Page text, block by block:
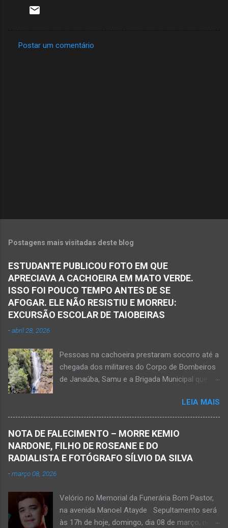
Postar um comentário
Postagens mais visitadas deste blog
ESTUDANTE PUBLICOU FOTO EM QUE
APRECIAVA A CACHOEIRA EM MATO VERDE.
ISSO FOI POUCO TEMPO ANTES DE SE
AFOGAR. ELE NÃO RESISTIU E MORREU:
EXCURSÃO ESCOLAR DE TAIOBEIRAS
-abril 28, 2026
Pessoas na cachoeira prestaram socorro até a
chegada dos militares do Corpo de Bombeiros
de Janaúba, Samu e a Brigada Municipal que
resistiu e foi a óbito Foto álbum pessoal Kauan
Pereira Alves publicou em sua rede social a
foto em que apreciava a Cachoeira Maria Rosa,
em Mato Verde, pouco tempo antes de se
afogar e depois vir a óbito nesta terça-feira, dia
socorrem estudante que se afogou em
cachoeira em Mato Verde nesta terça-feira, dia
28 de abril de 2026. Adolescente não resistiu e
LEIA MAIS
NOTA DE FALECIMENTO – MORRE KEMIO
NARDONE, FILHO DE ROSEANE E DO
RADIALISTA E FOTÓGRAFO SÍLVIO DA SILVA
-março 08, 2026
Velório no Memorial da Funerária Bom Pastor,
na avenida Manoel Atayde Sepultamento será
às 17h de hoje, domingo, dia 08 de março, no